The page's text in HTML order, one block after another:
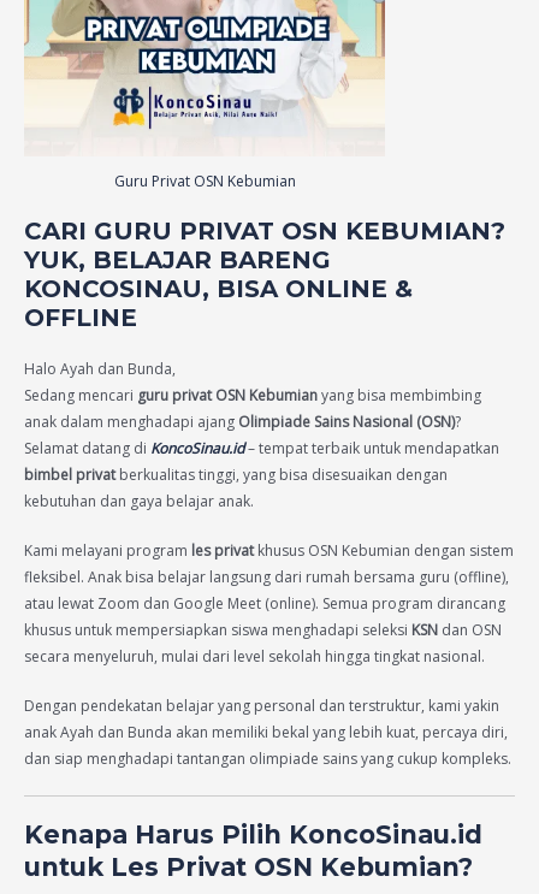
Guru Privat OSN Kebumian
CARI GURU PRIVAT OSN KEBUMIAN?
YUK, BELAJAR BARENG
KONCOSINAU, BISA ONLINE &
OFFLINE
Halo Ayah dan Bunda,
Sedang mencari guru privat OSN Kebumianyang bisa membimbing
anak dalam menghadapi ajang Olimpiade Sains Nasional (OSN)?
Selamat datang di KoncoSinau.id– tempat terbaik untuk mendapatkan
bimbel privatberkualitas tinggi, yang bisa disesuaikan dengan
kebutuhan dan gaya belajar anak.
Kami melayani program les privatkhusus OSN Kebumian dengan sistem
fleksibel. Anak bisa belajar langsung dari rumah bersama guru (offline),
atau lewat Zoom dan Google Meet (online). Semua program dirancang
khusus untuk mempersiapkan siswa menghadapi seleksi KSN dan OSN
secara menyeluruh, mulai dari level sekolah hingga tingkat nasional.
Dengan pendekatan belajar yang personal dan terstruktur, kami yakin
anak Ayah dan Bunda akan memiliki bekal yang lebih kuat, percaya diri,
dan siap menghadapi tantangan olimpiade sains yang cukup kompleks.
Kenapa Harus Pilih KoncoSinau.id
untuk Les Privat OSN Kebumian?